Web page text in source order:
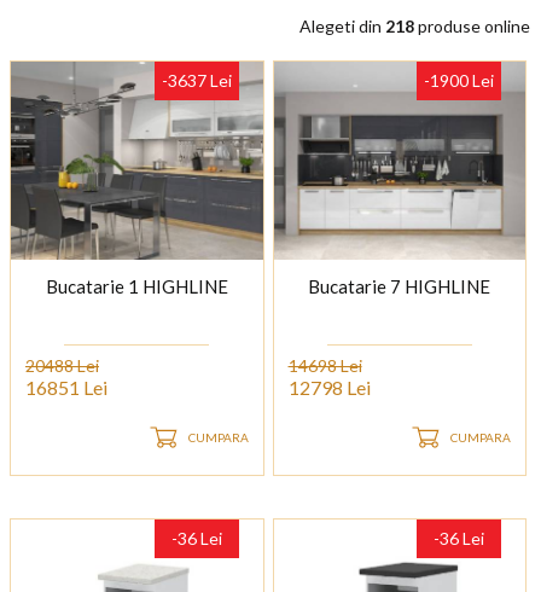
Alegeti din 218produse online
-3637 Lei
Bucatarie 1 HIGHLINE
20488 Lei
16851 Lei
CUMPARA
-1900 Lei
Bucatarie 7 HIGHLINE
14698 Lei
12798 Lei
CUMPARA
-36 Lei -36 Lei